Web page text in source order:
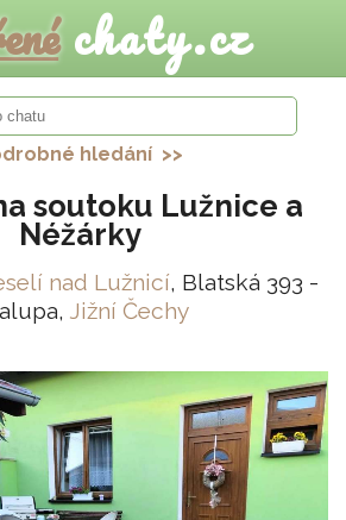
chaty.cz
hledání >>
soutoku Lužnice a
Néžárky
nad Lužnicí, Blatská 393 -
Jižní Čechy